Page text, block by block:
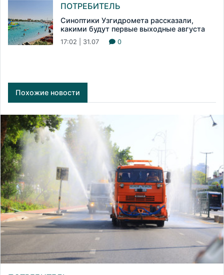
ПОТРЕБИТЕЛЬ
Синоптики Узгидромета рассказали,
какими будут первые выходные августа
17:02 | 31.07 0
Похожие новости